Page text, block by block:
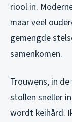
riool in.
maar veel
gemengde
samenkomen.
Trouwens, in
stollen sneller
wordt keihård.